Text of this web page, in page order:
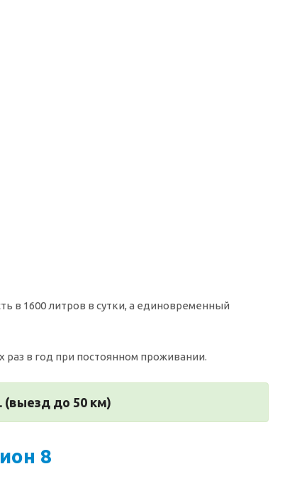
в 1600 литров в сутки, а единовременный
в год при постоянном проживании.
(выезд до 50 км)
8